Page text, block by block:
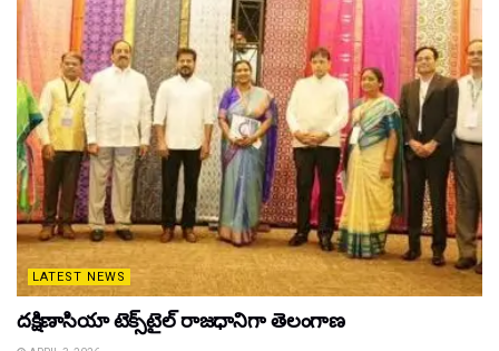
LATEST NEWS
దక్షిణాసియా టెక్స్‌టైల్ రాజధానిగా తెలంగాణ